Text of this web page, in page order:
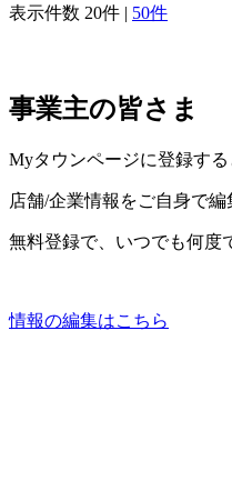
表示件数 20件 | 50件
事業主の皆さま
Myタウンページに登録する
店舗/企業情報をご自身で編
無料登録で、いつでも何度
情報の編集はこちら